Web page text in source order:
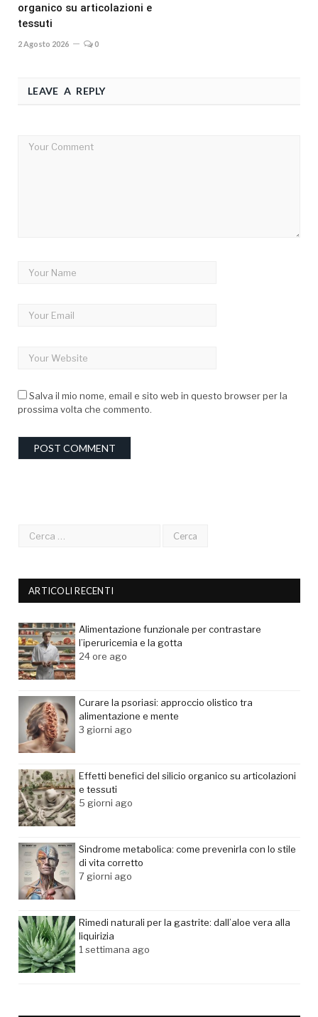
organico su articolazioni e
tessuti
2 Agosto 2026 0
LEAVE A REPLY
Salva il mio nome, email e sito web in questo browser per la
prossima volta che commento.
ARTICOLI RECENTI
Alimentazione funzionale per contrastare
l’iperuricemia e la gotta
24 ore ago
Curare la psoriasi: approccio olistico tra
alimentazione e mente
3 giorni ago
Effetti benefici del silicio organico su articolazioni
e tessuti
5 giorni ago
Sindrome metabolica: come prevenirla con lo stile
di vita corretto
7 giorni ago
Rimedi naturali per la gastrite: dall’aloe vera alla
liquirizia
1 settimana ago